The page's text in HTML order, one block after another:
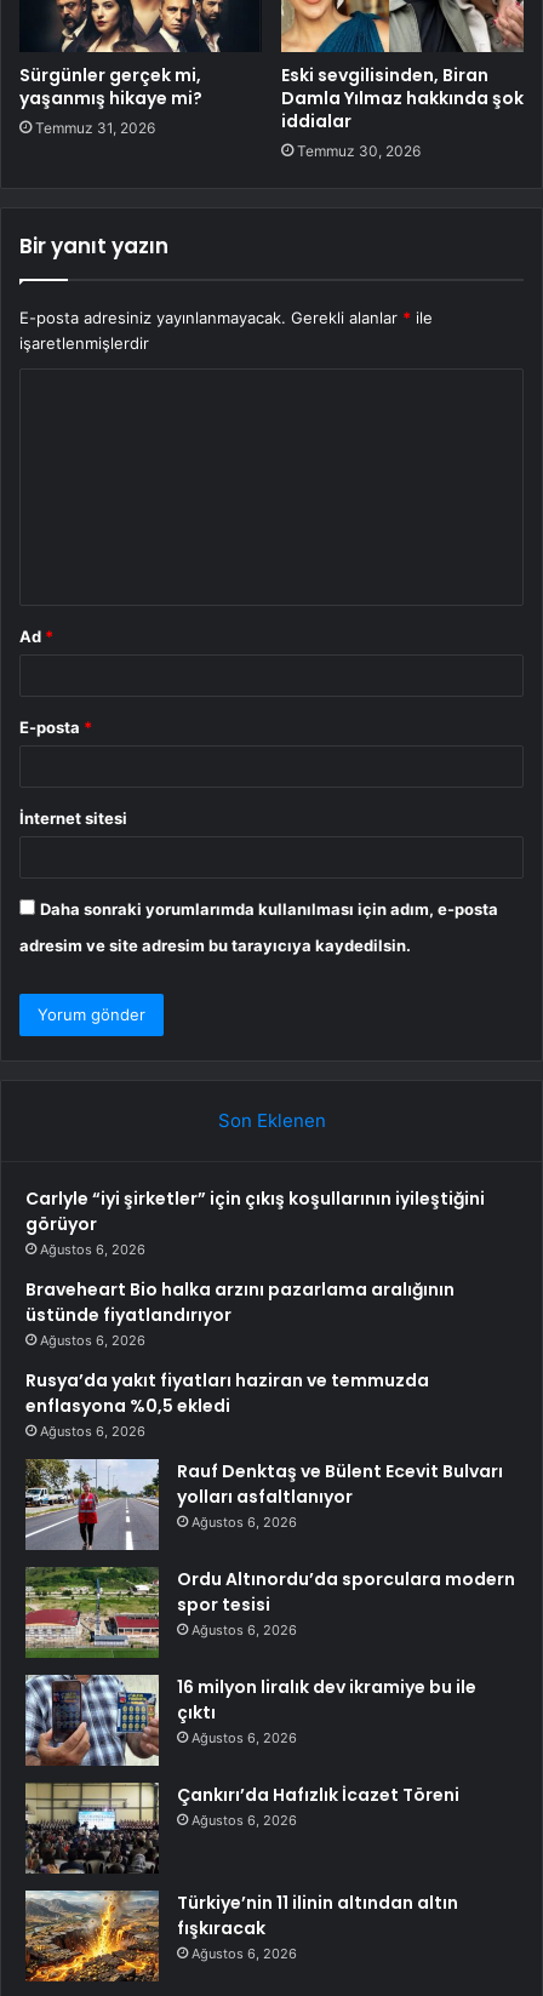
Sürgünler gerçek mi,
yaşanmış hikaye mi?
Temmuz 31, 2026
Eski sevgilisinden, Biran
Damla Yılmaz hakkında şok
iddialar
Temmuz 30, 2026
Bir yanıt yazın
E-posta adresiniz yayınlanmayacak. Gerekli alanlar * ile
işaretlenmişlerdir
Ad *
E-posta *
İnternet sitesi
Daha sonraki yorumlarımda kullanılması için adım, e-posta
adresim ve site adresim bu tarayıcıya kaydedilsin.
Son Eklenen
Carlyle “iyi şirketler” için çıkış koşullarının iyileştiğini
görüyor
Ağustos 6, 2026
Braveheart Bio halka arzını pazarlama aralığının
üstünde fiyatlandırıyor
Ağustos 6, 2026
Rusya’da yakıt fiyatları haziran ve temmuzda
enflasyona %0,5 ekledi
Ağustos 6, 2026
Rauf Denktaş ve Bülent Ecevit Bulvarı
yolları asfaltlanıyor
Ağustos 6, 2026
Ordu Altınordu’da sporculara modern
spor tesisi
Ağustos 6, 2026
16 milyon liralık dev ikramiye bu ile
çıktı
Ağustos 6, 2026
Çankırı’da Hafızlık İcazet Töreni
Ağustos 6, 2026
Türkiye’nin 11 ilinin altından altın
fışkıracak
Ağustos 6, 2026